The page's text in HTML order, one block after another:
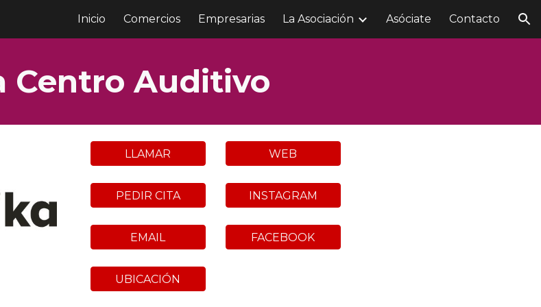
Skip to navigation
Inicio Comercios Empresarias La Asociación Asóciate Contacto
Centro Auditivo
LLAMAR
PEDIR CITA
EMAIL
UBICACIÓN
WEB
INSTAGRAM
FACEBOOK